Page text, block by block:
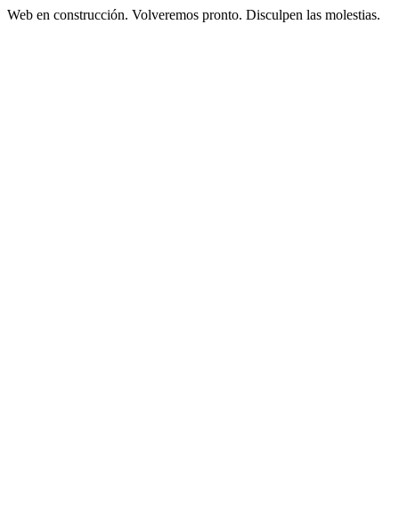
Web en construcción. Volveremos pronto. Disculpen las molestias.